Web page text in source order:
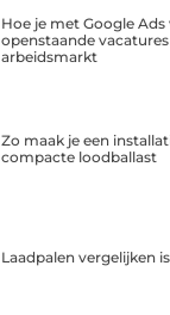
Hoe je met Google
openstaande
arbeidsmarkt
Zo maak je een
compacte loodballast
Laadpalen vergelijken